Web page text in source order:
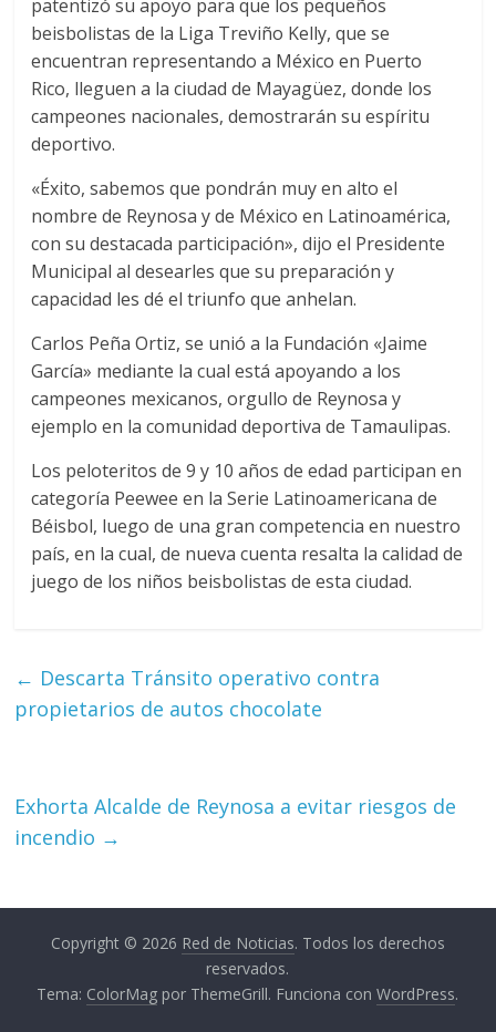
patentizó su apoyo para que los pequeños
beisbolistas de la Liga Treviño Kelly, que se
encuentran representando a México en Puerto
Rico, lleguen a la ciudad de Mayagüez, donde los
campeones nacionales, demostrarán su espíritu
deportivo.
«Éxito, sabemos que pondrán muy en alto el
nombre de Reynosa y de México en Latinoamérica,
con su destacada participación», dijo el Presidente
Municipal al desearles que su preparación y
capacidad les dé el triunfo que anhelan.
Carlos Peña Ortiz, se unió a la Fundación «Jaime
García» mediante la cual está apoyando a los
campeones mexicanos, orgullo de Reynosa y
ejemplo en la comunidad deportiva de Tamaulipas.
Los peloteritos de 9 y 10 años de edad participan en
categoría Peewee en la Serie Latinoamericana de
Béisbol, luego de una gran competencia en nuestro
país, en la cual, de nueva cuenta resalta la calidad de
juego de los niños beisbolistas de esta ciudad.
← Descarta Tránsito operativo contra
propietarios de autos chocolate
Exhorta Alcalde de Reynosa a evitar riesgos de
incendio →
Copyright © 2026 Red de Noticias. Todos los derechos
reservados.
Tema: ColorMag por ThemeGrill. Funciona conWordPress.